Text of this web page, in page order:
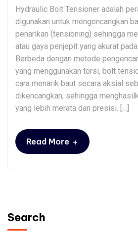
Hydraulic Bolt Tensioner adalah
digunakan untuk mengencangkan
penarikan (tensioning) sehingga
atau gaya penjepit yang akurat
Berbeda dengan metode
yang menggunakan torsi, bolt
cara menarik baut secara aksial
dikencangkan, sehingga
yang lebih merata dan presisi. […]
Read More +
Search